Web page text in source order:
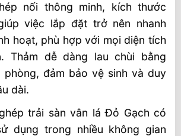
nối thông minh, kích thước
việc lắp đặt trở nên nhanh
hoạt, phù hợp với mọi diện tích
Thảm dễ dàng lau chùi bằng
phòng, đảm bảo vệ sinh và duy
dài.
trải sàn vân lá Đỏ Gạch có
dụng trong nhiều không gian